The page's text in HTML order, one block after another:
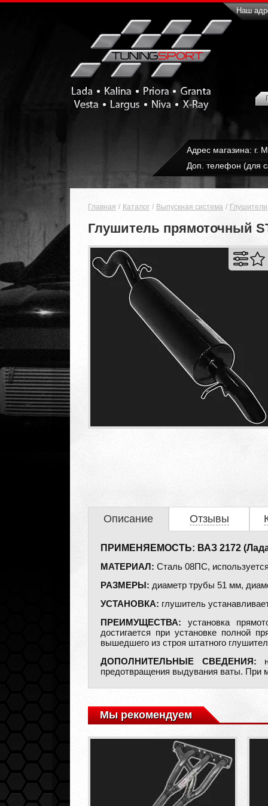
Наш
Адрес магазина: г.
Доп. телефон (для
Главная Каталог Выпускная система Глушители
Глушитель прямоточный
Описание Отзывы
ПРИМЕНЯЕМОСТЬ: ВАЗ 2172
МАТЕРИАЛ: Сталь 08ПС,
РАЗМЕРЫ: диаметр трубы 51 мм,
УСТАНОВКА: глушитель
ПРЕИМУЩЕСТВА: установка
достигается при установке полной
вышедшего из строя штатного
ДОПОЛНИТЕЛЬНЫЕ СВЕДЕНИЯ:
предотвращения выдувания ваты. При
Мы рекомендуем